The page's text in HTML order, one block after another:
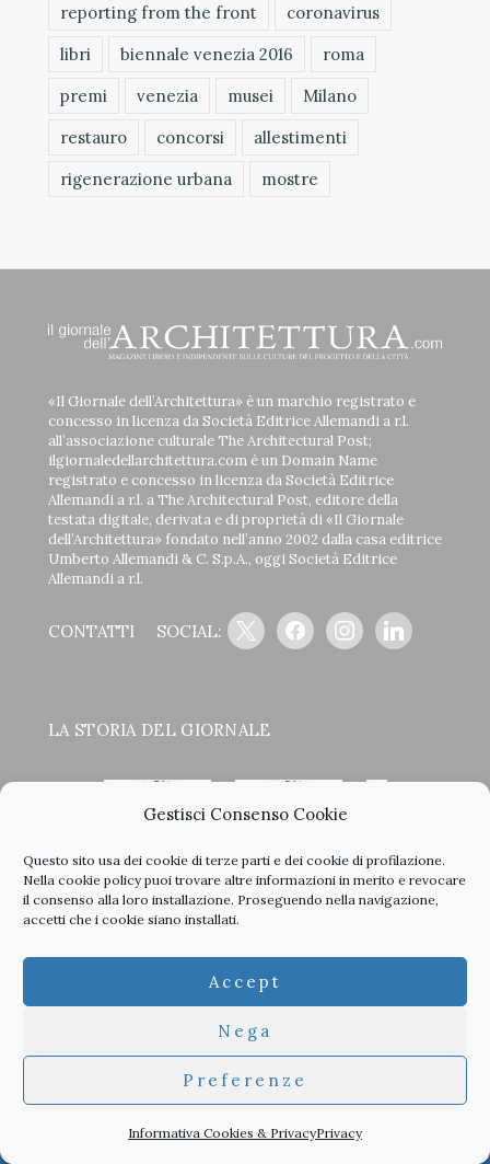
Gestisci Consenso Cookie
Questo sito usa dei cookie di terze parti e dei cookie di profilazione.
Nella cookie policypuoi trovare altre informazioni in merito e revocare
il consenso alla loro installazione. Proseguendo nella navigazione,
accetti che i cookie siano installati.
Accept
Nega
Preferenze
Informativa Cookies & PrivacyPrivacy
reporting from the front
coronavirus
libri
biennale venezia 2016
roma
premi
venezia musei
Milano
restauro
concorsi
allestimenti
rigenerazione urbana
mostre
«Il Giornale dell’Architettura» è un marchio registrato e
concesso in licenza da Società Editrice Allemandi a r.l.
all’associazione culturale The Architectural Post;
ilgiornaledellarchitettura.com è un Domain Name
registrato e concesso in licenza da Società Editrice
Allemandi a r.l. a The Architectural Post, editore della
testata digitale, derivata e di proprietà di «Il Giornale
dell’Architettura» fondato nell’anno 2002 dalla casa editrice
Umberto Allemandi & C. S.p.A., oggi Società Editrice
Allemandi a r.l.
CONTATTI SOCIAL:
x facebookinstagramlinkedin
LA STORIA DEL GIORNALE
< >
tutti i nostri vecchi numeri in PDF.
© 2026 TheArchitecturalPost -Privacy -
Developed byStudioata